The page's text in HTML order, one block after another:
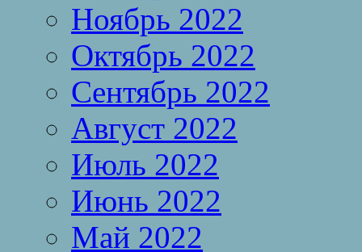
Ноябрь 2022
Октябрь 2022
Сентябрь 2022
Август 2022
Июль 2022
Июнь 2022
Май 2022